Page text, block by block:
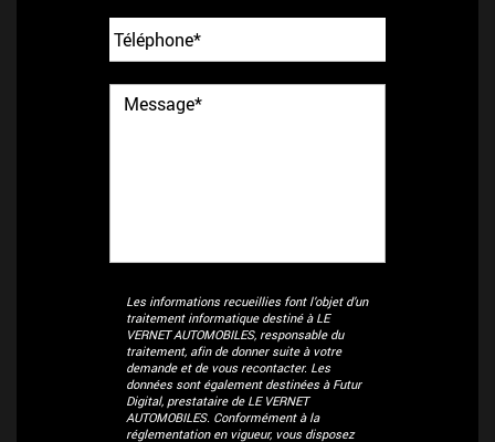
Les informations recueillies font l’objet d’un
traitement informatique destiné àLE
VERNET AUTOMOBILES, responsable du
traitement, afin de donner suite à votre
demande et de vous recontacter. Les
données sont également destinées à Futur
Digital, prestataire de LE VERNET
AUTOMOBILES. Conformément à la
réglementation en vigueur, vous disposez